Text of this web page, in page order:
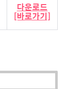
다운로드
[바로가기]